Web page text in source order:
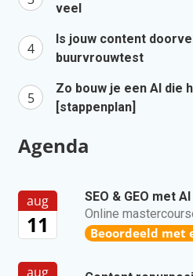
veel
Is jouw content
buurvrouwtest
Zo bouw je een AI die
[stappenplan]
Agenda
aug
11
SEO & GEO met AI
Online
Beoordeeld met
aug